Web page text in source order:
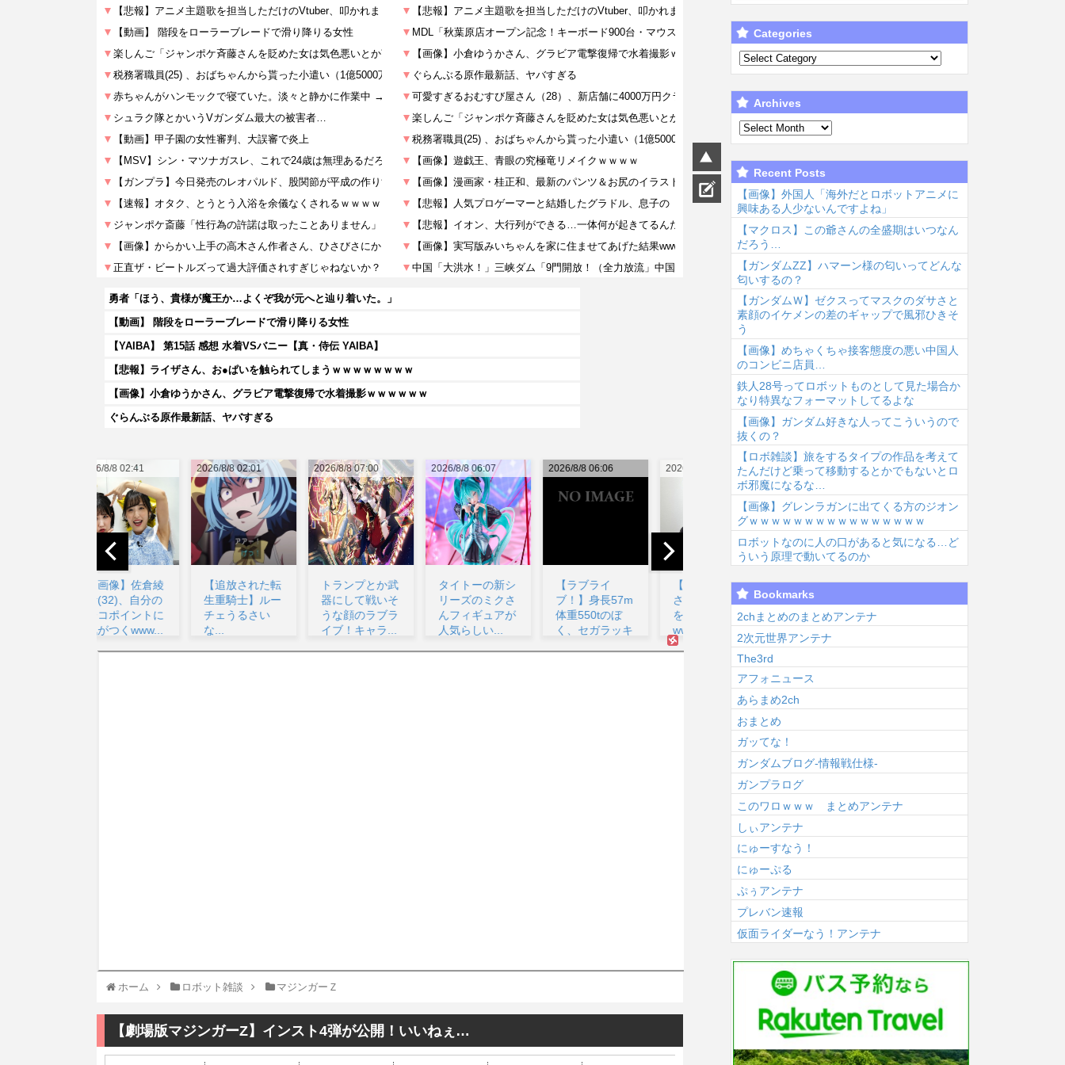
勇者「ほう、貴様が魔王か…よくぞ我が元へと辿り着いた。」
【動画】 階段をローラーブレードで滑り降りる女性
【YAIBA】 第15話 感想 水着VSバニー【真・侍伝 YAIBA】
【悲報】ライザさん、お●ぱいを触られてしまうｗｗｗｗｗｗｗｗ
【画像】小倉ゆうかさん、グラビア電撃復帰で水着撮影ｗｗｗｗｗｗ
ぐらんぶる原作最新話、ヤバすぎる
2026/8/8 07:00
トランプとか武
器にして戦いそ
うな顔のラブラ
2026/8/8 06:07
タイトーの新シ
リーズのミクさ
んフィギュアが
人気らしい...
2026/8/8 06:06
【ラブライ
ブ！】身長57m
体重550tのぼ
く、セガラッキ
2026/8/8 05:53
【悲報】堀大輔
さん、実は仮眠
を取っていた
www...
2026/8/8 04:03
優木せつ菜、お
誕生日【ラブラ
イブ！虹ヶ
咲】...
2026/8/8 03:54
【声優】逢田梨
奇言で打線組ん
だ【ラブライ
ブ！サ...
2026/8/8 03:29
【悲報】深夜ア
気キャラを追加
して...
2026/8/8 02:01
【追放された転
生重騎士】ルー
チェうるさい
な...
ホーム ロボット雑談 マジンガーＺ
【劇場版マジンガーZ】インスト4弾が公開！いいねぇ…
Categories
Archives
Recent Posts
【画像】外国人「海外だとロボットアニメに
興味ある人少ないんですよね」
【マクロス】この爺さんの全盛期はいつなん
だろう…
【ガンダムΖΖ】ハマーン様の匂いってどんな
匂いするの？
【ガンダムＷ】ゼクスってマスクのダサさと
素顔のイケメンの差のギャップで風邪ひきそ
う
【画像】めちゃくちゃ接客態度の悪い中国人
のコンビニ店員…
鉄人28号ってロボットものとして見た場合か
なり特異なフォーマットしてるよな
【画像】ガンダム好きな人ってこういうので
抜くの？
【ロボ雑談】旅をするタイプの作品を考えて
たんだけど乗って移動するとかでもないとロ
ボ邪魔になるな…
【画像】グレンラガンに出てくる方のジオン
グｗｗｗｗｗｗｗｗｗｗｗｗｗｗｗｗ
ロボットなのに人の口があると気になる…ど
ういう原理で動いてるのか
Bookmarks
2chまとめのまとめアンテナ
2次元世界アンテナ
The3rd
アフォニュース
あらまめ2ch
おまとめ
ガッてな！
ガンダムブログ-情報戦仕様-
ガンプラログ
このワロｗｗｗ まとめアンテナ
しぃアンテナ
にゅーすなう！
にゅーぷる
ぷぅアンテナ
プレバン速報
仮面ライダーなう！アンテナ